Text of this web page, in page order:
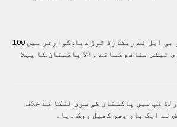
1, یو بی ایل نے ریکارڈ توڑ دیا: کوارٹر میں 100
ٹیکس منافع کمانے والا پاکستان کا پہلا
کپ میں پاکستان کی سری لنکا کے خلاف
نے ایک بار پھر کھیل روک دیا۔